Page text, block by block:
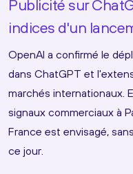
Publicité sur
indices d'un
OpenAI a confirmé le
dans ChatGPT et
marchés internationaux.
signaux commerciaux à
France est envisagé,
ce jour.